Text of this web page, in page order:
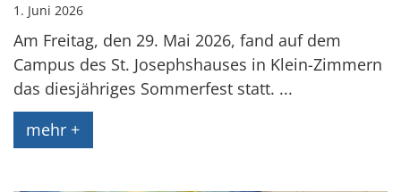
1. Juni 2026
Am Freitag, den 29. Mai 2026, fand auf dem
Campus des St. Josephshauses in Klein-Zimmern
das diesjähriges Sommerfest statt. ...
mehr +